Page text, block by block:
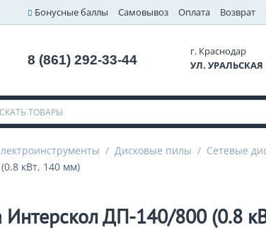
Бонусные баллы Самовывоз Оплата Возврат
8 (861) 292-33-44
г. Краснодар
УЛ. УРАЛЬСКАЯ
/ Дисковые пилы / Сетевые
кВт, 140 мм)
Интерскол ДП-140/800 (0.8